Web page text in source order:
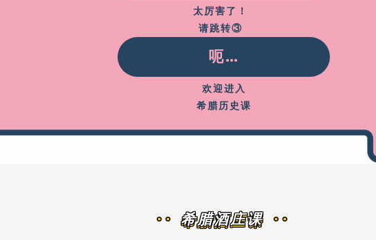
太厉害了！
请跳转③
呃…
欢迎进入
希腊历史课
希腊酒庄课